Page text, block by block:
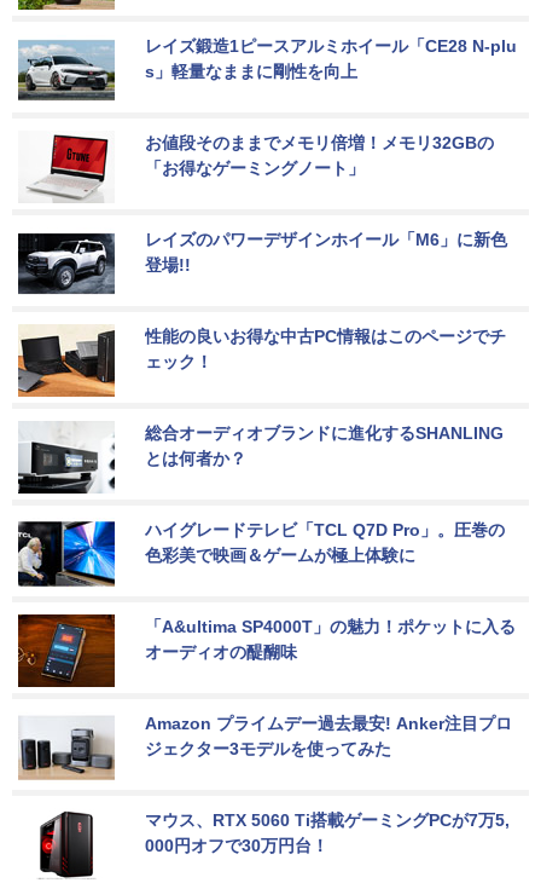
レイズ鍛造1ピースアルミホイール「CE28 N-plu
s」軽量なままに剛性を向上
お値段そのままでメモリ倍増！メモリ32GBの
「お得なゲーミングノート」
レイズのパワーデザインホイール「M6」に新色
登場!!
性能の良いお得な中古PC情報はこのページでチ
ェック！
総合オーディオブランドに進化するSHANLING
とは何者か？
ハイグレードテレビ「TCL Q7D Pro」。圧巻の
色彩美で映画＆ゲームが極上体験に
「A&ultima SP4000T」の魅力！ポケットに入る
オーディオの醍醐味
Amazon プライムデー過去最安! Anker注目プロ
ジェクター3モデルを使ってみた
マウス、RTX 5060 Ti搭載ゲーミングPCが7万5,
000円オフで30万円台！